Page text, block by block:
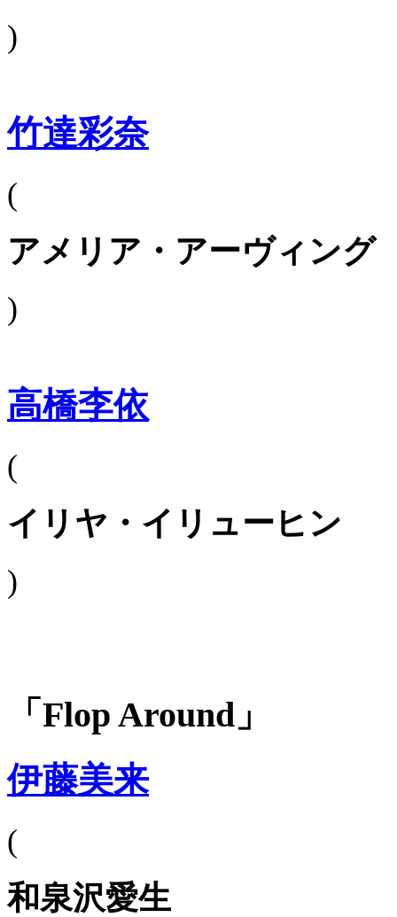
)
竹達彩奈
(
アメリア・アーヴィング
)
高橋李依
(
イリヤ・イリューヒン
)
「Flop Around」
伊藤美来
(
和泉沢愛生